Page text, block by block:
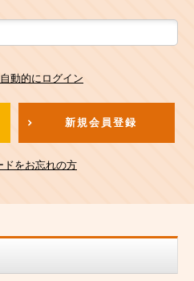
動的にログイン
新規会員登録
ドをお忘れの方